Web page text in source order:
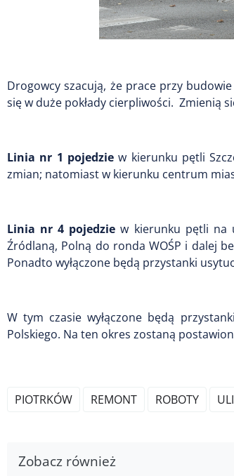
Drogowcy szacują, że prace przy
się w duże pokłady cierpliwości. Zmienią
Linia nr 1 pojedziew kierunku pętli
zmian; natomiast w kierunku centrum
Linia nr 4 pojedziew kierunku pętli na
Źródlaną, Polną do ronda WOŚP i dalej
Ponadto wyłączone będą przystanki
W tym czasie wyłączone będą
Polskiego. Na ten okres zostaną
PIOTRKÓW REMONT ROBOTY
Zobacz również